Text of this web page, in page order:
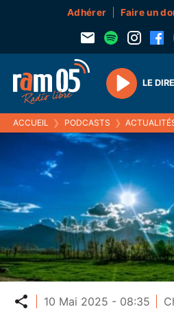
Adhérer Faire un
Play
LE
ACCUEIL ❯ PODCASTS ❯
Partager
10 Mai 2025 - 08:35